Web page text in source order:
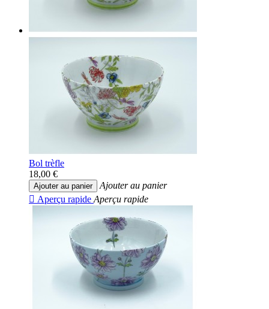
Bol trèfle
18,00 €
Ajouter au panier
Ajouter au panier
 Aperçu rapide Aperçu rapide